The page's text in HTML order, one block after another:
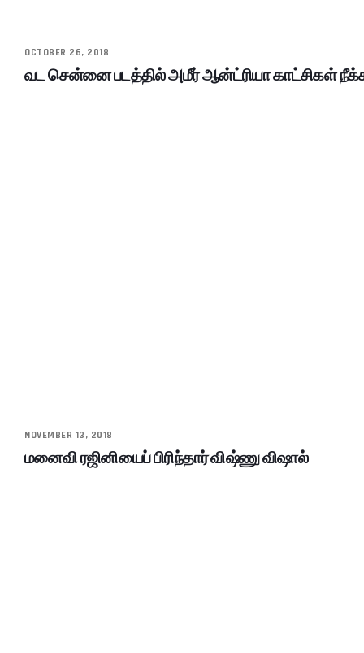
OCTOBER 26, 2018
வட சென்னை படத்தில் அமீர் ஆன்ட்ரியா காட்சிகள்
NOVEMBER 13, 2018
மனைவி ரஜினியைப் பிரிந்தார் விஷ்ணு விஷால்